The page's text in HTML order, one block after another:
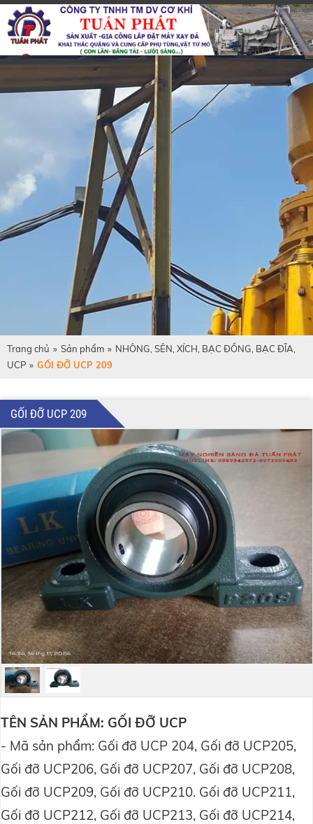
Trang chủ » Sản phẩm » NHÔNG, SÊN, XÍCH, BẠC ĐỒNG, BẠC ĐĨA,
UCP » GỐI ĐỠ UCP 209
GỐI ĐỠ UCP 209
TÊN SẢN PHẨM: GỐI ĐỠ UCP
- Mã sản phẩm: Gối đỡ UCP 204, Gối đỡ UCP205,
Gối đỡ UCP206, Gối đỡ UCP207, Gối đỡ UCP208,
Gối đỡ UCP209, Gối đỡ UCP210. Gối đỡ UCP211,
Gối đỡ UCP212, Gối đỡ UCP213, Gối đỡ UCP214,